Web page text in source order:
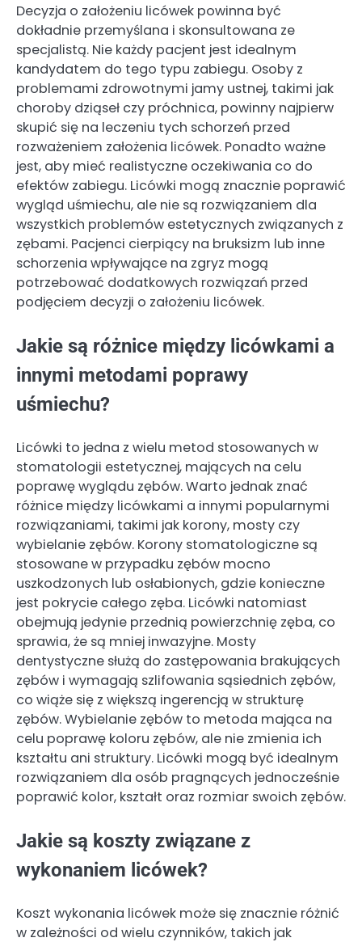
Decyzja o założeniu licówek powinna być
dokładnie przemyślana i skonsultowana ze
specjalistą. Nie każdy pacjent jest idealnym
kandydatem do tego typu zabiegu. Osoby z
problemami zdrowotnymi jamy ustnej, takimi jak
choroby dziąseł czy próchnica, powinny najpierw
skupić się na leczeniu tych schorzeń przed
rozważeniem założenia licówek. Ponadto ważne
jest, aby mieć realistyczne oczekiwania co do
efektów zabiegu. Licówki mogą znacznie poprawić
wygląd uśmiechu, ale nie są rozwiązaniem dla
wszystkich problemów estetycznych związanych z
zębami. Pacjenci cierpiący na bruksizm lub inne
schorzenia wpływające na zgryz mogą
potrzebować dodatkowych rozwiązań przed
podjęciem decyzji o założeniu licówek.
Jakie są różnice między licówkami a
innymi metodami poprawy
uśmiechu?
Licówki to jedna z wielu metod stosowanych w
stomatologii estetycznej, mających na celu
poprawę wyglądu zębów. Warto jednak znać
różnice między licówkami a innymi popularnymi
rozwiązaniami, takimi jak korony, mosty czy
wybielanie zębów. Korony stomatologiczne są
stosowane w przypadku zębów mocno
uszkodzonych lub osłabionych, gdzie konieczne
jest pokrycie całego zęba. Licówki natomiast
obejmują jedynie przednią powierzchnię zęba, co
sprawia, że są mniej inwazyjne. Mosty
dentystyczne służą do zastępowania brakujących
zębów i wymagają szlifowania sąsiednich zębów,
co wiąże się z większą ingerencją w strukturę
zębów. Wybielanie zębów to metoda mająca na
celu poprawę koloru zębów, ale nie zmienia ich
kształtu ani struktury. Licówki mogą być idealnym
rozwiązaniem dla osób pragnących jednocześnie
poprawić kolor, kształt oraz rozmiar swoich zębów.
Jakie są koszty związane z
wykonaniem licówek?
Koszt wykonania licówek może się znacznie różnić
w zależności od wielu czynników, takich jak